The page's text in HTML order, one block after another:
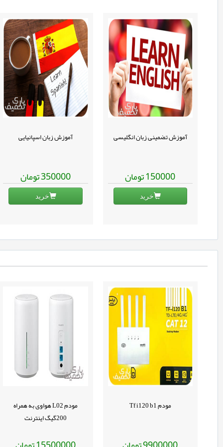
آموزش تضمینی زبان انگلیسی
150000تومان
خرید
آموزش زبان اسپانیایی
350000تومان
خرید
مودم Tf i120 b1
9900000
مودم L02 هواوی به همراه
200گیگ اینترنت
15500000